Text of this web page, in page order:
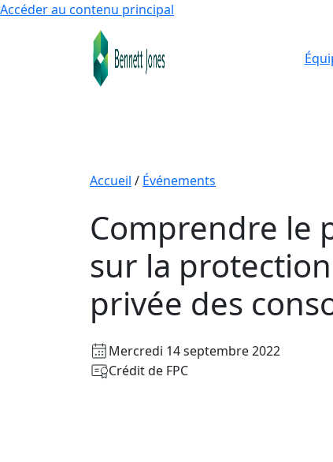
Accéder au contenu principal
Accueil / Événements
Comprendre le
sur la
privée des
Mercredi 14 septembre 2022
Crédit de FPC